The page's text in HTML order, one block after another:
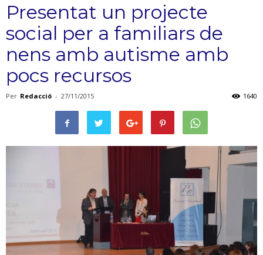
Presentat un projecte
social per a familiars de
nens amb autisme amb
pocs recursos
Per Redacció - 27/11/2015 1640